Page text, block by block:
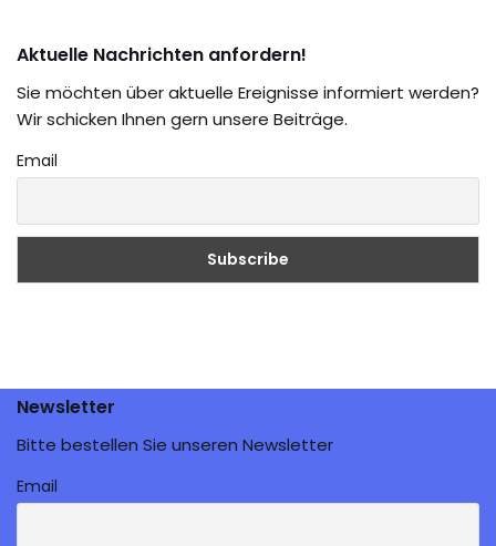
Aktuelle Nachrichten anfordern!
Sie möchten über aktuelle Ereignisse informiert werden?
Wir schicken Ihnen gern unsere Beiträge.
Email
Newsletter
Bitte bestellen Sie unseren Newsletter
Email